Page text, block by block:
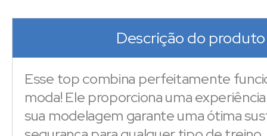
Descrição do produto
Esse top combina perfeitamente
moda! Ele proporciona uma
sua modelagem garante uma ótima